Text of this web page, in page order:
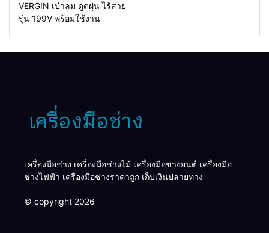
VERGIN เป่าลม ดูดฝุ่น ไร้สาย
รุ่น 199V พร้อมใช้งาน
เครื่องมือช่าง เครื่องมือช่างไม้ เครื่องมือช่างยนต์ เครื่องมือ
ช่างไฟฟ้า เครื่องมือช่างราคาถูก เก็บเงินปลายทาง
© copyright 2026